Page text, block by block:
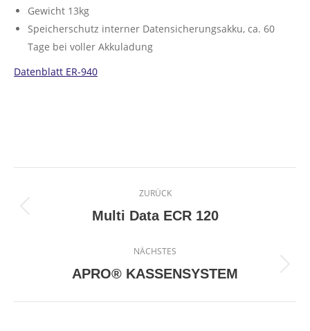
Gewicht 13kg
Speicherschutz interner Datensicherungsakku, ca. 60
Tage bei voller Akkuladung
Datenblatt ER-940
navigation
ZURÜCK
Previous
Multi Data ECR 120
NÄCHSTES
Next
APRO® KASSENSYSTEM